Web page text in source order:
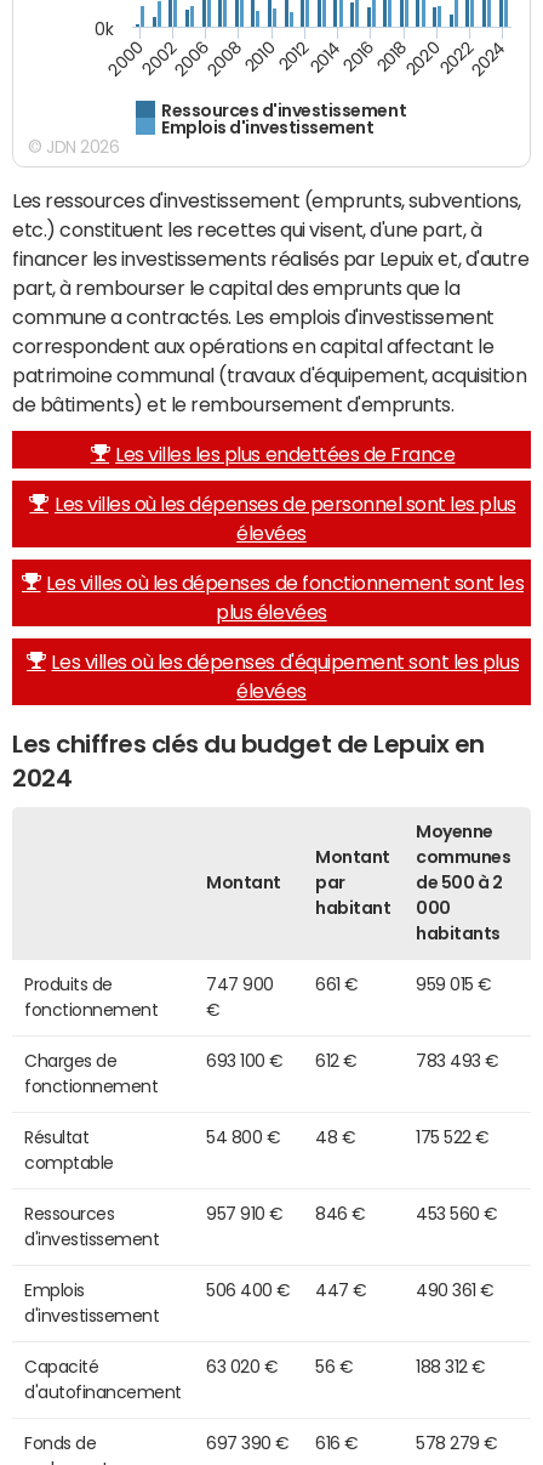
Ressources d'investissement
Emplois d'investissement
200020022006200820102012201420162018202020222024
0k
© JDN 2026
Les ressources d'investissement (emprunts, subventions,
etc.) constituent les recettes qui visent, d'une part, à
financer les investissements réalisés par Lepuix et, d'autre
part, à rembourser le capital des emprunts que la
commune a contractés. Les emplois d'investissement
correspondent aux opérations en capital affectant le
patrimoine communal (travaux d'équipement, acquisition
de bâtiments) et le remboursement d'emprunts.
Les villes les plus endettées de France
Les villes où les dépenses de personnel sont les plus
élevées
Les villes où les dépenses de fonctionnement sont les
plus élevées
Les villes où les dépenses d'équipement sont les plus
élevées
Les chiffres clés du budget de Lepuix en
2024
Montant
Montant
par
habitant
Moyenne
communes
de 500 à 2
000
habitants
Produits de
fonctionnement
747 900
€
661 € 959 015 €
Charges de
fonctionnement
693 100 € 612 € 783 493 €
Résultat
comptable
54 800 € 48 € 175 522 €
Ressources
d'investissement
957 910 € 846 € 453 560 €
Emplois
d'investissement
506 400 € 447 € 490 361 €
Capacité
d'autofinancement
63 020 € 56 € 188 312 €
Fonds de
697 390 € 616 € 578 279 €